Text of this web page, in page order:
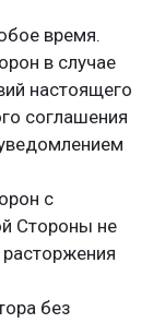
время.
в случае
настоящего
соглашения
с
Стороны не
без